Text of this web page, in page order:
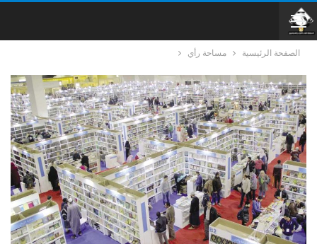
الصفحة الرئيسية مساحة رأي